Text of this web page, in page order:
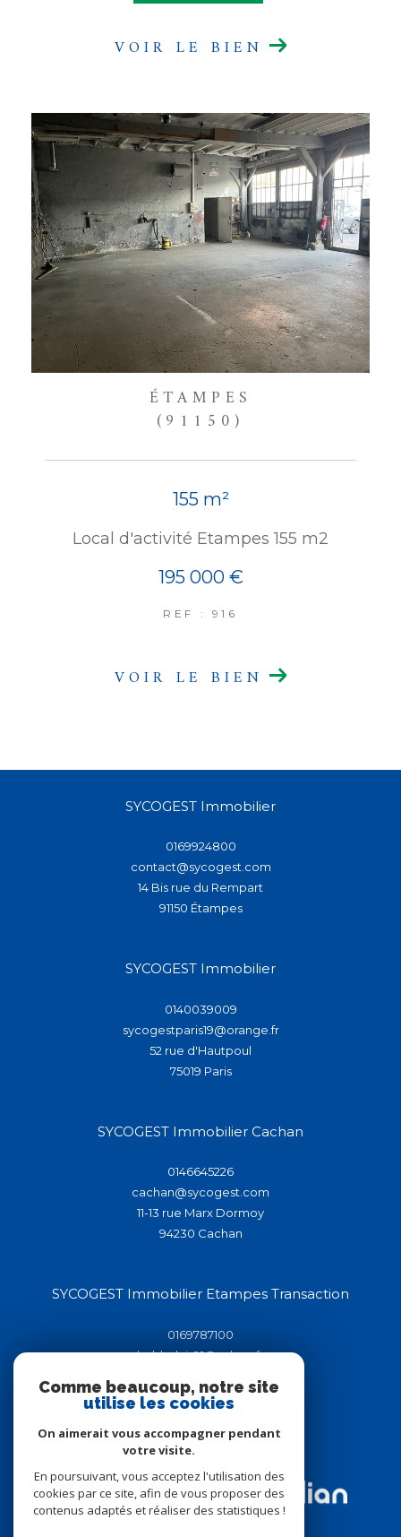
VOIR LE BIEN
ÉTAMPES
(91150)
155 m²
Local d'activité Etampes 155 m2
195 000 €
REF : 916
VOIR LE BIEN
SYCOGEST Immobilier
0169924800
contact@sycogest.com
14 Bis rue du Rempart
91150
étampes
SYCOGEST Immobilier
0140039009
sycogestparis19@orange.fr
52 rue d'Hautpoul
75019
paris
SYCOGEST Immobilier Cachan
0146645226
cachan@sycogest.com
11-13 rue Marx Dormoy
94230
cachan
SYCOGEST Immobilier Etampes Transaction
0169787100
helderluis91@yahoo.fr
91150
étampes
Adhérents
Comme beaucoup, notre site
utilise les cookies
On aimerait vous accompagner pendant
votre visite.
En poursuivant, vous acceptez l'utilisation des
cookies par ce site, afin de vous proposer des
contenus adaptés et réaliser des statistiques !